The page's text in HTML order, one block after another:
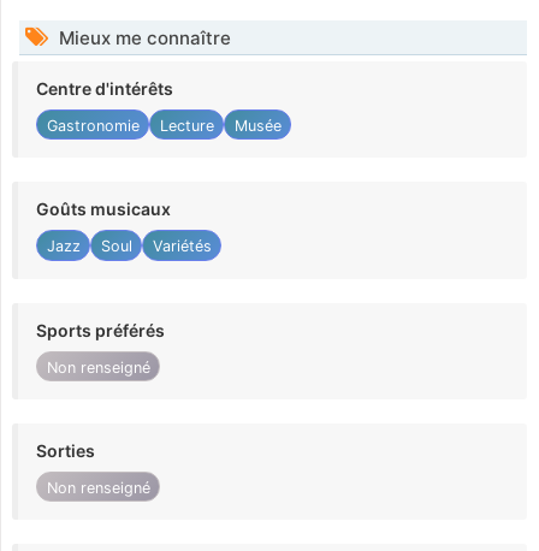
Mieux me connaître
Centre d'intérêts
Gastronomie Lecture Musée
Goûts musicaux
Jazz Soul Variétés
Sports préférés
Non renseigné
Sorties
Non renseigné